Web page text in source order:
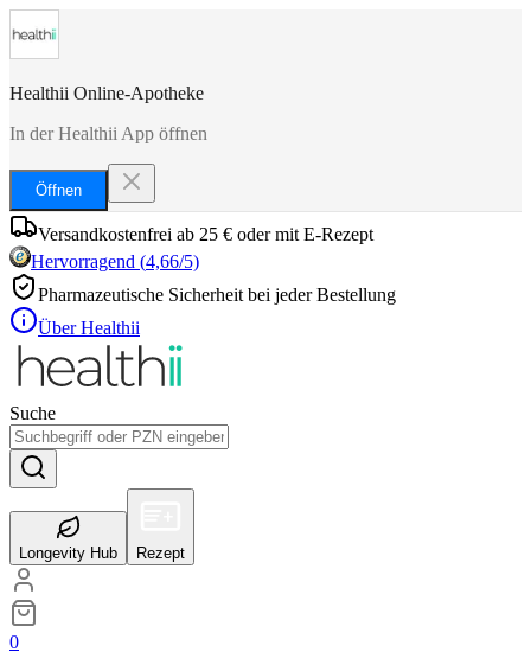
Healthii Online-Apotheke
In der Healthii App öffnen
Öffnen
Versandkostenfrei ab 25 € oder mit E-Rezept
Hervorragend (4,66/5)
Pharmazeutische Sicherheit bei jeder Bestellung
Über Healthii
Suche
Longevity Hub Rezept
0